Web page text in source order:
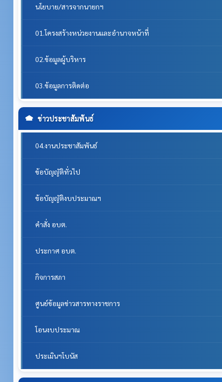
นโยบาย/สารจากนายกฯ
01.โครงสร้างหน่วยงานและอำนาจหน้าที่
02.ข้อมูลผู้บริหาร
03.ข้อมูลการติดต่อ
ข่าวประชาสัมพันธ์
04.งานประชาสัมพันธ์
ข้อบัญญัติทั่วไป
ข้อบัญญัติงบประมาณฯ
คำสั่ง อบต.
ประกาศ อบต.
กิจการสภา
ศูนย์ข้อมูลข่าวสารทางราชการ
โอนงบประมาณ
ประเมินฯโบนัส